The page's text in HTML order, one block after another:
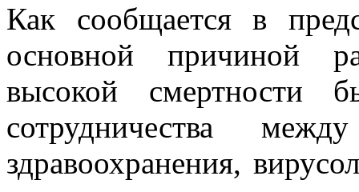
Как сообщается в
основной причиной
высокой смертности
сотрудничества
здравоохранения,